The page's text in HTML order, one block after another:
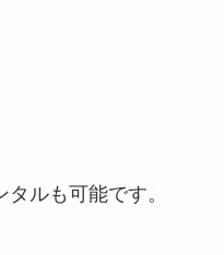
ルも可能です。